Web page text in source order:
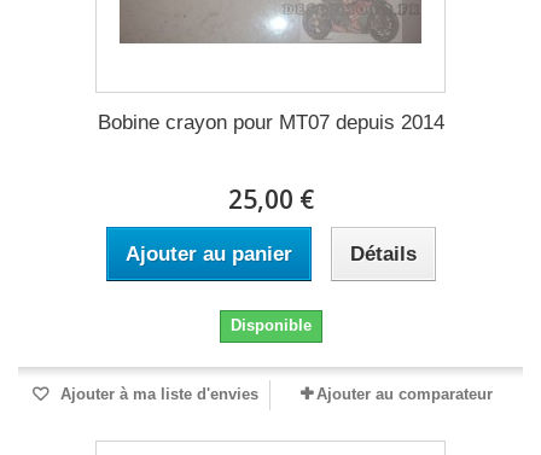
Bobine crayon pour MT07 depuis 2014
25,00 €
Ajouter au panier Détails
Disponible
Ajouter à ma liste d'envies Ajouter au comparateur